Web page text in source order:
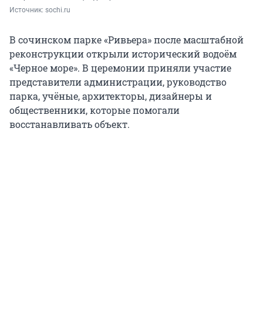
Источник: sochi.ru
В сочинском парке «Ривьера» после масштабной
реконструкции открыли исторический водоём
«Черное море». В церемонии приняли участие
представители администрации, руководство
парка, учёные, архитекторы, дизайнеры и
общественники, которые помогали
восстанавливать объект.